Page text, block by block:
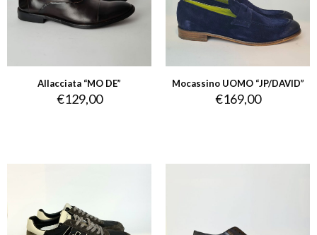
Allacciata “MO DE”
€129,00
Mocassino UOMO “JP/DAVID”
€169,00